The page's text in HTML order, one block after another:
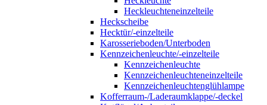
Heckleuchteneinzelteile
Heckscheibe
Hecktür/-einzelteile
Karosserieboden/Unterboden
Kennzeichenleuchte/-einzelteile
Kennzeichenleuchte
Kennzeichenleuchteneinzelteile
Kennzeichenleuchtenglühlampe
Kofferraum-/Laderaumklappe/-deckel